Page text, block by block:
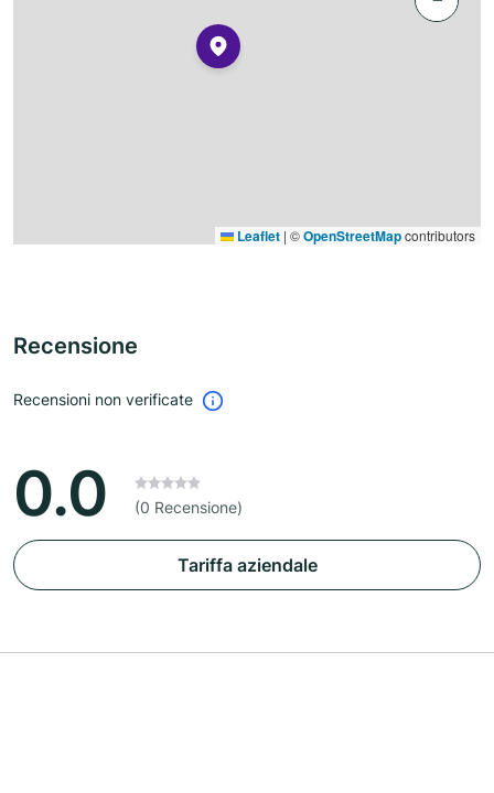
Leaflet | ©OpenStreetMapcontributors
Recensione
Recensioni non verificate
0.0 (0 Recensione)
Tariffa aziendale